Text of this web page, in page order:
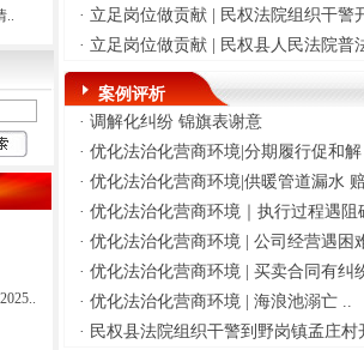
17:3
月11
。
照、
）；
或授
印件
处置
搬运
竞价
..
· 立足岗位做贡献 | 民权法院组织干警
· 立足岗位做贡献 | 民权县人民法院普
案例评析
· 调解化纠纷 锦旗表谢意
· 优化法治化营商环境|分期履行促和
· 优化法治化营商环境|供暖管道漏水
· 优化法治化营商环境｜执行过程遇阻
· 优化法治化营商环境 | 公司经营遇困
· 优化法治化营商环境 | 买卖合同有纠
· 优化法治化营商环境 | 海浪池溺亡 ..
· 民权县法院组织干警到野岗镇孟庄村